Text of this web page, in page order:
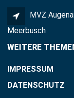
MVZ
Meerbusch
WEITERE
IMPRESSUM
DATENSCHUTZ